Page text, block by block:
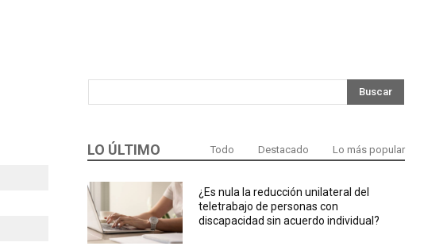
Buscar
LO ÚLTIMO Todo Destacado Lo más popular
¿Es nula la reducción unilateral del
teletrabajo de personas con
discapacidad sin acuerdo individual?